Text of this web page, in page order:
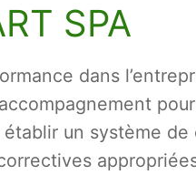
SPA
dans
un système de